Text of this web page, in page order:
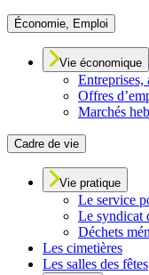
Économie, Emploi
Vie économique
Entreprises,
Offres
Marchés
Cadre de vie
Vie pratique
Le service
Le syndicat
Déchets
Les cimetières
Les salles des fêtes